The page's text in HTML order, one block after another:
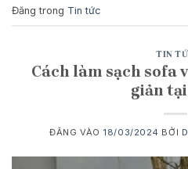
Đăng trong Tin tức
TIN
Cách làm sạch sofa
giản
ĐĂNG VÀO 18/03/2024 BỞI